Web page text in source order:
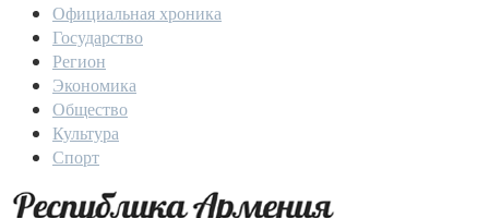
Официальная хроника
Государство
Регион
Экономика
Общество
Культура
Спорт